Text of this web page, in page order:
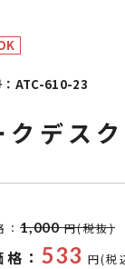
151～200円
201～250円
251～300円
501～1,000円
1,000～2,000円
：ATC-610-23
クデス
1,000 円(税抜)
： 533 円(税